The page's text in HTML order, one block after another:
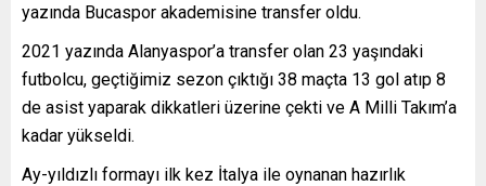
yazında Bucaspor akademisine transfer oldu.
2021 yazında Alanyaspor’a transfer olan 23 yaşındaki
futbolcu, geçtiğimiz sezon çıktığı 38 maçta 13 gol atıp 8
de asist yaparak dikkatleri üzerine çekti ve A Milli Takım’a
kadar yükseldi.
Ay-yıldızlı formayı ilk kez İtalya ile oynanan hazırlık